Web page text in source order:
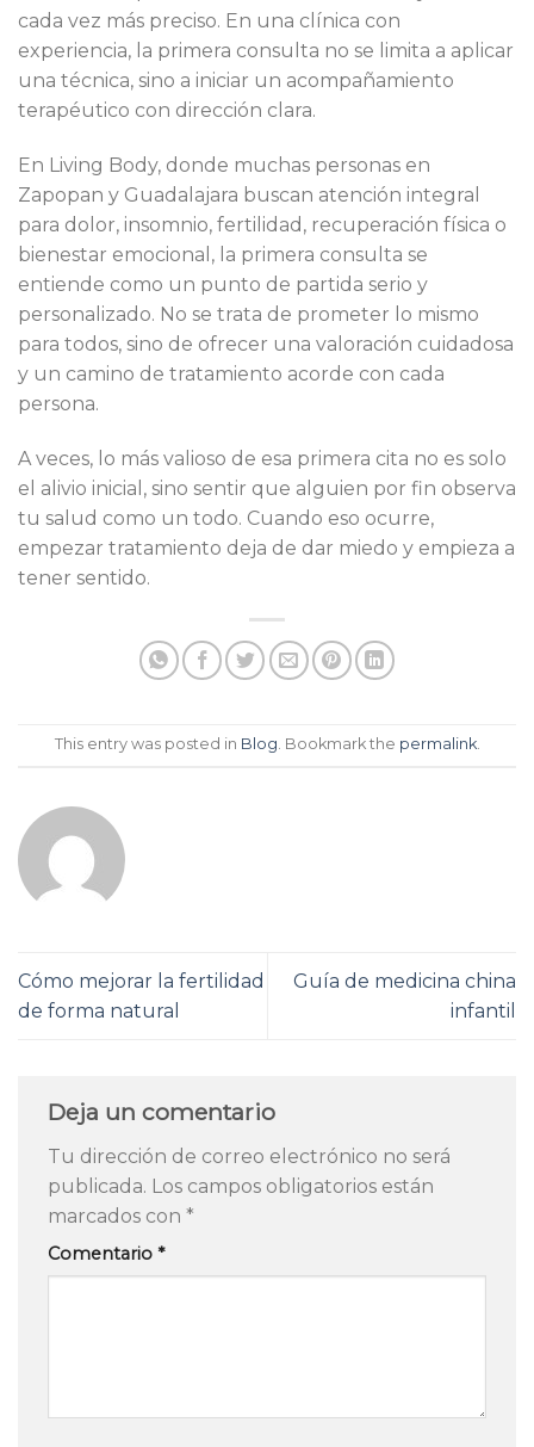
cada vez más preciso. En una clínica con
experiencia, la primera consulta no se limita a aplicar
una técnica, sino a iniciar un acompañamiento
terapéutico con dirección clara.
En Living Body, donde muchas personas en
Zapopan y Guadalajara buscan atención integral
para dolor, insomnio, fertilidad, recuperación física o
bienestar emocional, la primera consulta se
entiende como un punto de partida serio y
personalizado. No se trata de prometer lo mismo
para todos, sino de ofrecer una valoración cuidadosa
y un camino de tratamiento acorde con cada
persona.
A veces, lo más valioso de esa primera cita no es solo
el alivio inicial, sino sentir que alguien por fin observa
tu salud como un todo. Cuando eso ocurre,
empezar tratamiento deja de dar miedo y empieza a
tener sentido.
This entry was posted in Blog. Bookmark the permalink.
Cómo mejorar la fertilidad
de forma natural
Guía de medicina china
infantil
Deja un comentario
Tu dirección de correo electrónico no será
publicada. Los campos obligatorios están
marcados con *
Comentario *